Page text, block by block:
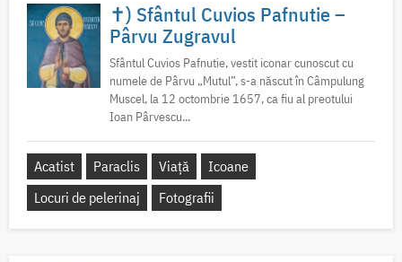
✝) Sfântul Cuvios Pafnutie –
Pârvu Zugravul
Sfântul Cuvios Pafnutie, vestit iconar cunoscut cu
numele de Pârvu „Mutul”, s-a născut în Câmpulung
Muscel, la 12 octombrie 1657, ca fiu al preotului
Ioan Pârvescu...
Acatist Paraclis Viață
Icoane
Locuri de pelerinaj
Fotografii